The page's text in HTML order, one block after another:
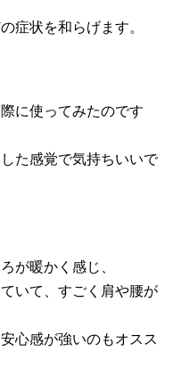
症状を和らげます。
に使ってみたのです
た感覚で気持ちいいで
が暖かく感じ、
いて、すごく肩や腰が
心感が強いのもオスス